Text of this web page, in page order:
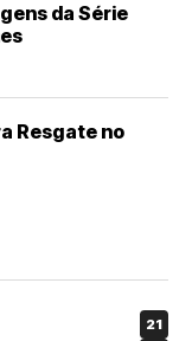
da Série
Resgate no
21